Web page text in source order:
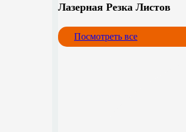
Лазерная Резка Листов
Посмотреть все